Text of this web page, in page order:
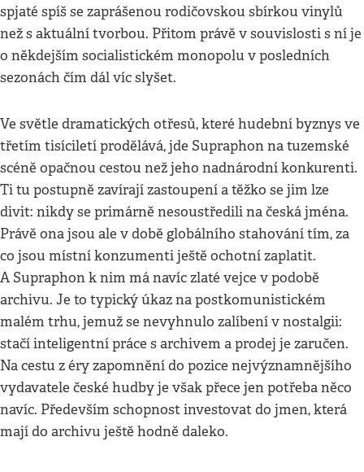
spjaté spíš se zaprášenou rodičovskou sbírkou vinylů
než s aktuální tvorbou. Přitom právě v souvislosti s ní je
o někdejším socialistickém monopolu v posledních
sezonách čím dál víc slyšet.
Ve světle dramatických otřesů, které hudební byznys ve
třetím tisíciletí prodělává, jde Supraphon na tuzemské
scéně opačnou cestou než jeho nadnárodní konkurenti.
Ti tu postupně zavírají zastoupení a těžko se jim lze
divit: nikdy se primárně nesoustředili na česká jména.
Právě ona jsou ale v době globálního stahování tím, za
co jsou místní konzumenti ještě ochotní zaplatit.
A Supraphon k nim má navíc zlaté vejce v podobě
archivu. Je to typický úkaz na postkomunistickém
malém trhu, jemuž se nevyhnulo zalíbení v nostalgii:
stačí inteligentní práce s archivem a prodej je zaručen.
Na cestu z éry zapomnění do pozice nejvýznamnějšího
vydavatele české hudby je však přece jen potřeba něco
navíc. Především schopnost investovat do jmen, která
mají do archivu ještě hodně daleko.